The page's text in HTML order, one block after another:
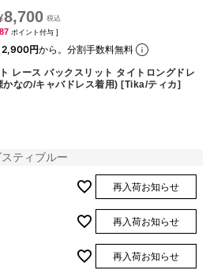
8,700
87 ポイント付与 ]
2,900円から。分割手数料無料
レース バックスリット タイトロングドレ
なの/キャバドレス着用) [Tika/ティカ]
スティブルー
再入荷お知らせ
再入荷お知らせ
再入荷お知らせ